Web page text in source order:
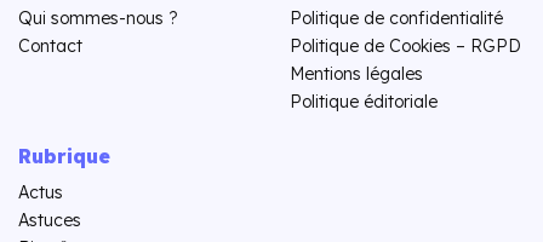
Qui sommes-nous ?
Contact
Politique de confidentialité
Politique de Cookies – RGPD
Mentions légales
Politique éditoriale
Rubrique
Actus
Astuces